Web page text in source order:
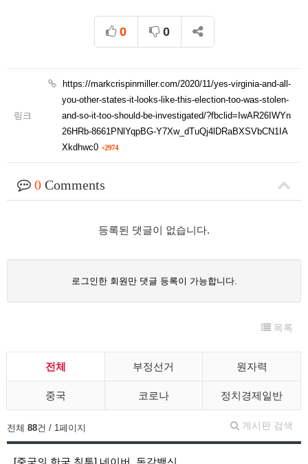
0 0
링크
https://markcrispinmiller.com/2020/11/yes-virginia-and-all-
you-other-states-it-looks-like-this-election-too-was-stolen-
and-so-it-too-should-be-investigated/?fbclid=IwAR26IWYn
26HRb-8661PNlYqpBG-Y7Xw_dTuQj4lDRaBXSVbCN1IA
Xkdhwc0 +2974
0 Comments
등록된 댓글이 없습니다.
로그인한 회원만 댓글 등록이 가능합니다.
목록
전체 부정선거 원자력
중국 코로나 정치경제일반
게시판 검색
전체 88건 / 1페이지
[중국의 한국 침투] 네이버, 독감백신